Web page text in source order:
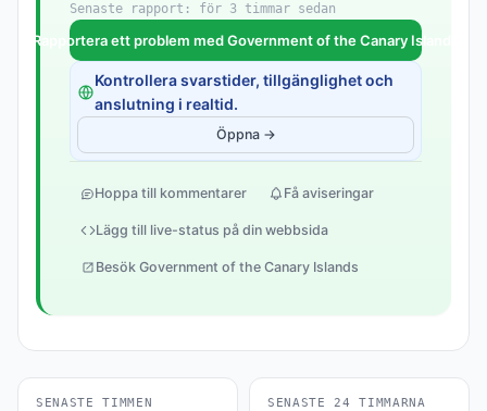
Senaste rapport: för 3 timmar sedan
Rapportera ett problem med Government of the Canary Islands
Kontrollera svarstider, tillgänglighet och
anslutning i realtid.
Öppna →
Hoppa till kommentarer Få aviseringar
Lägg till live-status på din webbsida
Besök Government of the Canary Islands
SENASTE TIMMEN SENASTE 24 TIMMARNA